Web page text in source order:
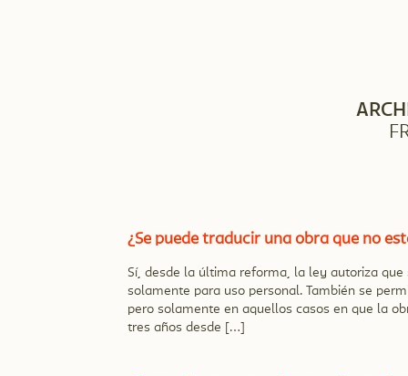
¿Se puede traducir una obra que no
Sí, desde la última reforma, la ley autoriza
solamente para uso personal. También se
pero solamente en aquellos casos en que la
tres años desde […]